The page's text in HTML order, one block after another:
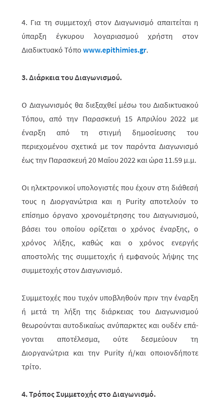
4. Για τη συμμετοχή στον Διαγωνισμό απαιτείται η
ύπαρξη έγκυρου λογα­ρια­σμού χρήστη στον
Διαδικτυακό Τόπο www.epithimies.gr.
3. Διάρκεια του Διαγωνισμού.
Ο Διαγωνισμός θα διεξαχθεί μέσω του Διαδικτυακού
Τόπου, από την Παρασκευή 15 Απριλίου 2022 με
έναρξη από τη στιγμή δημοσίευσης του
περιεχομένου σχετικά με τον παρόντα Διαγωνισμό
έως την Παρασκευή 20 Μαΐου 2022 και ώρα 11.59 μ.μ.
Οι ηλεκτρονικοί υπολογιστές που έχουν στη διάθεσή
τους η Διοργανώτρια και η Purity αποτελούν το
επίσημο όργανο χρονομέτρησης του Διαγωνισμού,
βάσει του οποίου ορίζεται ο χρόνος έναρξης, ο
χρόνος λήξης, καθώς και ο χρόνος ενερ­γής
αποστολής της συμμετοχής ή εμφανούς λήψης της
συμμετοχής στον Διαγωνισμό.
Συμμετοχές που τυχόν υποβληθούν πριν την έναρξη
ή μετά τη λήξη της διάρ­κειας του Διαγωνισμού
θεωρούνται αυτοδικαίως ανύπαρκτες και ουδέν επά­
γο­νται αποτέλεσμα, ούτε δεσμεύουν
τη
Διοργανώτρια και την Purity ή/και οποιονδήποτε
τρίτο.
4. Τρόπος Συμμετοχής στο Διαγωνισμό.